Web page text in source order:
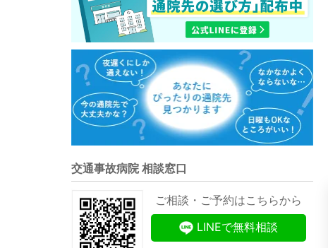
交通事故病院 相談窓口
ご相談・ご予約はこちらから
LINEで無料相談